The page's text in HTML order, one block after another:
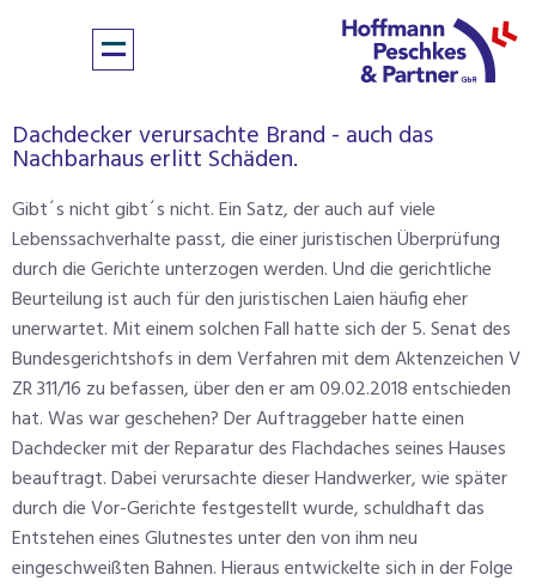
Dachdecker verursachte Brand - auch das
Nachbarhaus erlitt Schäden.
Gibt´s nicht gibt´s nicht. Ein Satz, der auch auf viele
Lebenssachverhalte passt, die einer juristischen Überprüfung
durch die Gerichte unterzogen werden. Und die gerichtliche
Beurteilung ist auch für den juristischen Laien häufig eher
unerwartet. Mit einem solchen Fall hatte sich der 5. Senat des
Bundesgerichtshofs in dem Verfahren mit dem Aktenzeichen V
ZR 311/16 zu befassen, über den er am 09.02.2018 entschieden
hat. Was war geschehen? Der Auftraggeber hatte einen
Dachdecker mit der Reparatur des Flachdaches seines Hauses
beauftragt. Dabei verursachte dieser Handwerker, wie später
durch die Vor-Gerichte festgestellt wurde, schuldhaft das
Entstehen eines Glutnestes unter den von ihm neu
eingeschweißten Bahnen. Hieraus entwickelte sich in der Folge